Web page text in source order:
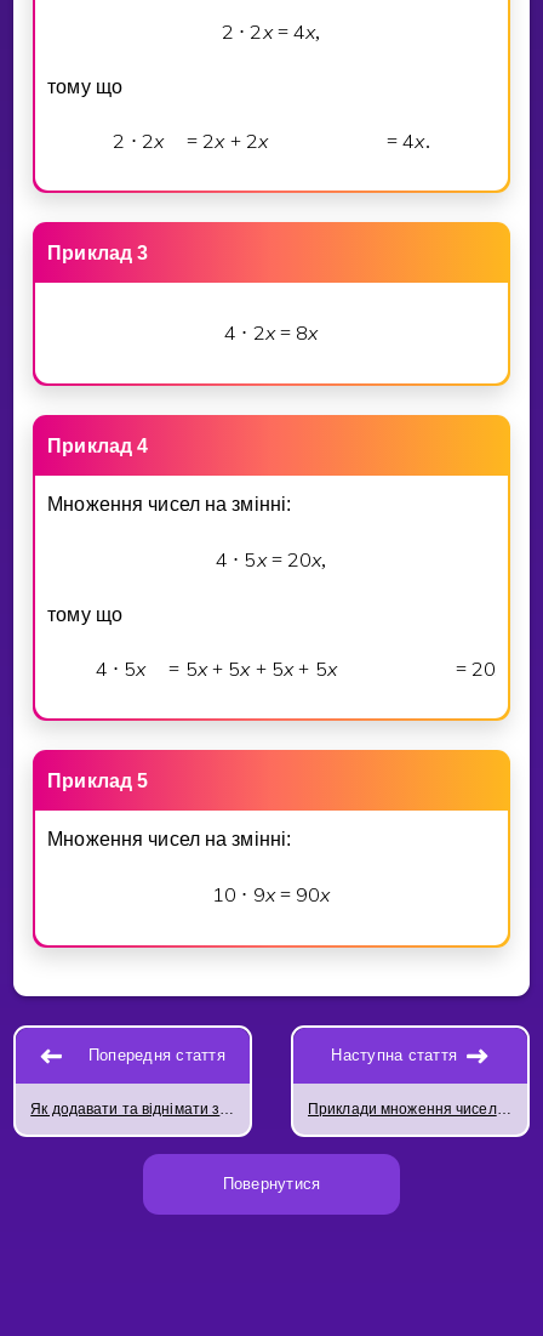
2 ⋅ 2x = 4x,
тому що
2 ⋅ 2x = 2x + 2x = 4x.
Приклад 3
4 ⋅ 2x = 8x
Приклад 4
Множення чисел на змiннi:
4 ⋅ 5x = 20x,
тому що
4 ⋅ 5x = 5x + 5x + 5x + 5x = 20
Приклад 5
Множення чисел на змiннi:
10 ⋅ 9x = 90x
Попередня стаття
Як додавати та віднімати змінні
Наступна стаття
Приклади множення чисел зі змінними
Повернутися